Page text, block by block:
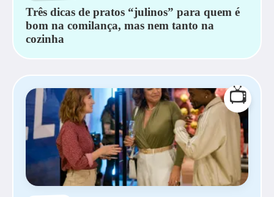
Três dicas de pratos “julinos” para quem é
bom na comilança, mas nem tanto na
cozinha
📺